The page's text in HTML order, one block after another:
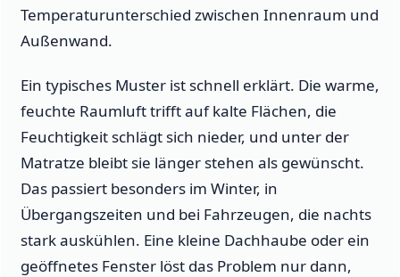
Temperaturunterschied zwischen Innenraum und
Außenwand.
Ein typisches Muster ist schnell erklärt. Die warme,
feuchte Raumluft trifft auf kalte Flächen, die
Feuchtigkeit schlägt sich nieder, und unter der
Matratze bleibt sie länger stehen als gewünscht.
Das passiert besonders im Winter, in
Übergangszeiten und bei Fahrzeugen, die nachts
stark auskühlen. Eine kleine Dachhaube oder ein
geöffnetes Fenster löst das Problem nur dann,